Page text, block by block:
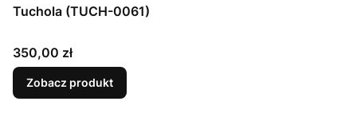
Tuchola (TUCH-0061)
Cena
350,00 zł
Zobacz produkt